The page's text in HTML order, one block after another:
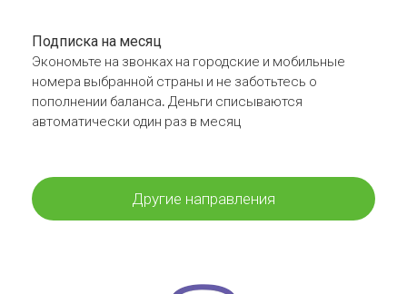
Подписка на месяц
Экономьте на звонках на городские и мобильные
номера выбранной страны и не заботьтесь о
пополнении баланса. Деньги списываются
автоматически один раз в месяц
Другие направления